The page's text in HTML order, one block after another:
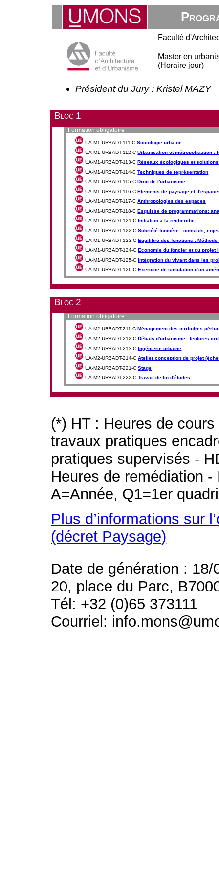
Faculté
Master en
(Horaire jour)
Président du Jury : Kristel MAZY
Bloc 1
Formation obligatoire
UA-M1-URBADT-111-CSociologie urbaine
UA-M1-URBADT-112-CUrbanisation et métropolisation :
UA-M1-URBADT-113-CRéseaux écologiques et
UA-M1-URBADT-114-CTechniques de représentation
UA-M1-URBADT-115-CDroit de l'urbanisme
UA-M1-URBADT-116-CElements de paysage et
UA-M1-URBADT-117-CAnthropologies des espaces
UA-M1-URBADT-118-CEsquisse de programmations:
UA-M1-URBADT-121-CInitiation à la recherche
UA-M1-URBADT-122-CSobriété foncière : constats,
UA-M1-URBADT-123-CEquilibre des fonctions :
UA-M1-URBADT-124-CEconomie du foncier et du projet
UA-M1-URBADT-125-CIntégration du vivant dans les
UA-M1-URBADT-126-CExercice de simulation d'un
Bloc 2
Formation obligatoire
UA-M2-URBADT-211-CMénagement des territoires
UA-M2-URBADT-212-CDébats d'urbanisme : lectures
UA-M2-URBADT-213-CIngénierie urbaine
UA-M2-URBADT-214-CAtelier conception de projet
UA-M2-URBADT-221-CStage
UA-M2-URBADT-222-CTravail de fin d'études
(*) HT : Heures de
travaux pratiques
pratiques supervisés -
Heures de remédiation
A=Année, Q1=1er
Plus d’informations sur
(décret Paysage)
Date de génération : 18/
20, place du Parc,
Tél: +32 (0)65 373111
Courriel: